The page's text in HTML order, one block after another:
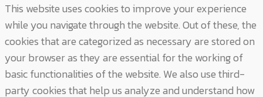
This website uses cookies to improve your experience
while you navigate through the website. Out of these, the
cookies that are categorized as necessary are stored on
your browser as they are essential for the working of
basic functionalities of the website. We also use third-
party cookies that help us analyze and understand how